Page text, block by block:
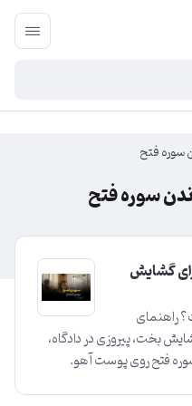
سوره فتح
سوره فتح
گشایش
راهنمای
بخت، پیروزی در دادگاه،
فتح روی پوست آهو.